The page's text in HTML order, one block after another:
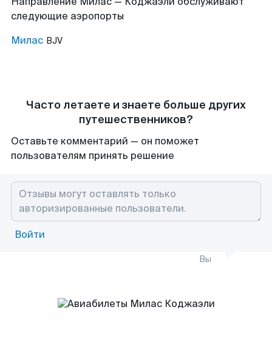
следующие аэропорты
Милас BJV
Часто летаете и знаете больше других
путешественников?
Оставьте комментарий — он поможет
пользователям принять решение
Войти
Вы